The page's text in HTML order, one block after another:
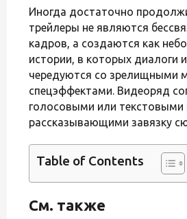
Иногда достаточно
трейлеры не являются
кадров, а создаются как
истории, в которых диалоги
чередуются со зрелищными
спецэффектами. Видеоряд
голосовыми или
рассказывающими завязку
Table of Contents
См. также